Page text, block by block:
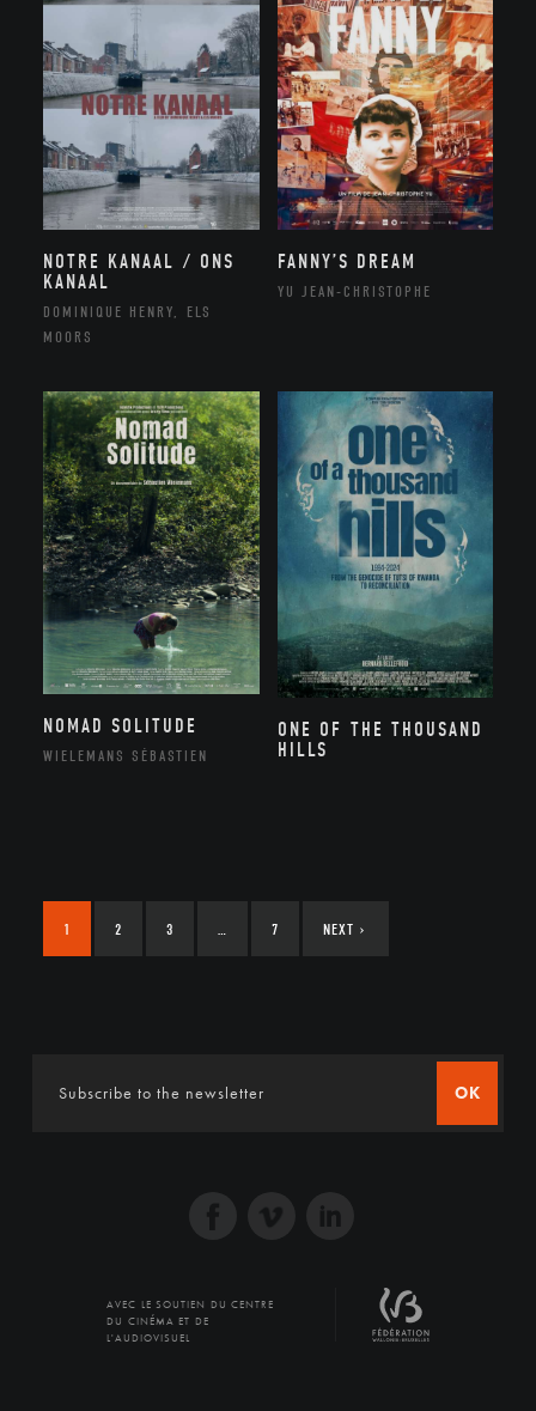
NOTRE KANAAL / ONS
KANAAL
DOMINIQUE HENRY, ELS
MOORS
FANNY’S DREAM
YU JEAN-CHRISTOPHE
NOMAD SOLITUDE
WIELEMANS SÉBASTIEN
ONE OF THE THOUSAND
HILLS
1 2 3 7 NEXT ›
OK
AVEC LE SOUTIEN DU CENTRE
DU CINÉMA ET DE
L'AUDIOVISUEL